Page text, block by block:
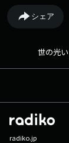
「https://
「@joqr_916」
シェア
世の光
radiko.jp